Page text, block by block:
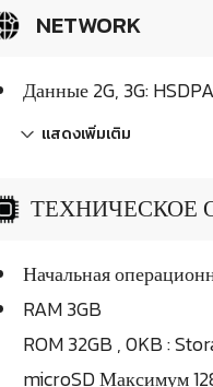
NETWORK
Данные 2G, 3G:
แสดงเพิ่มเติม
ТЕХНИЧЕСКОЕ
Начальная
RAM 3GB
ROM 32GB , 0KB :
microSD Максимум